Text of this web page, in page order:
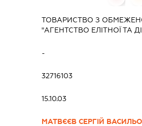
ТОВАРИСТВО З
"АГЕНТСТВО ЕЛІТНОЇ ТА
-
32716103
15.10.03
МАТВЄЄВ СЕРГІЙ